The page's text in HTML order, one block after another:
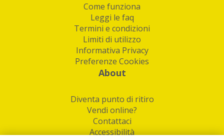
Come funziona
Leggi le faq
Termini e condizioni
Limiti di utilizzo
Informativa Privacy
Preferenze Cookies
About
Diventa punto di ritiro
Vendi online?
Contattaci
Accessibilità